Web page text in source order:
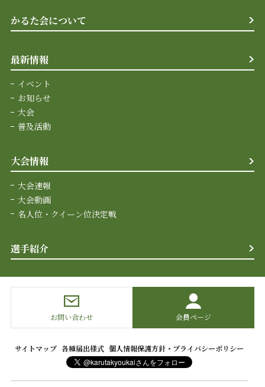
かるた会について
最新情報
イベント
お知らせ
大会
普及活動
大会情報
大会速報
大会動画
名人位・クイーン位決定戦
選手紹介
お問い合わせ 会員ページ
サイトマップ 各種届出様式 個人情報保護方針・プライバシーポリシー